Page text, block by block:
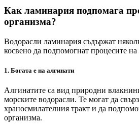
Как ламинария подпомага
организма?
Водорасли ламинария съдържат
косвено да подпомогнат процесите на
1. Богата е на алгинати
Алгинатите са вид природни
морските водорасли. Те могат да
храносмилателния тракт и да
организма.